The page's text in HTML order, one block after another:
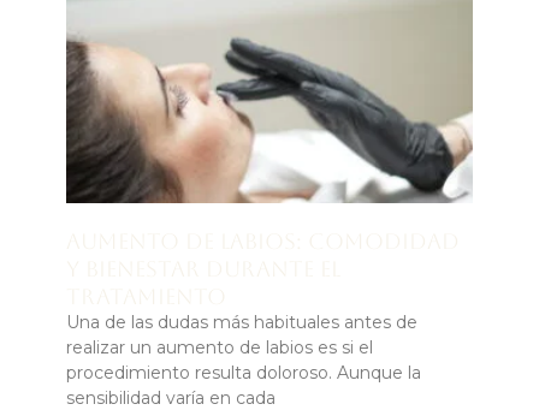
Una de las dudas más habituales antes de
realizar un aumento de labios es si el
procedimiento resulta doloroso. Aunque la
sensibilidad varía en cada